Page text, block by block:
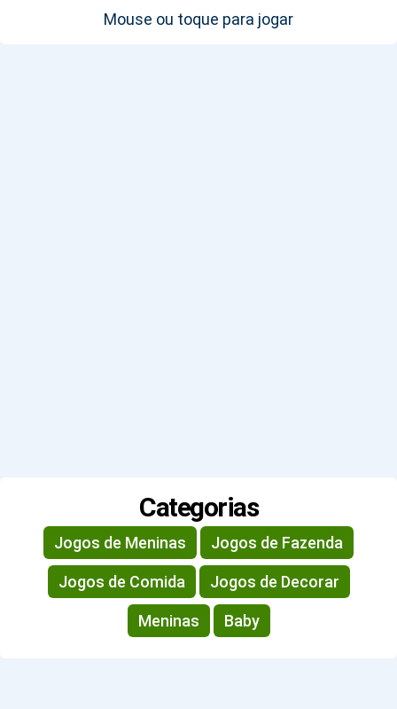
Mouse ou toque para jogar
Categorias
Jogos de Meninas Jogos de Fazenda
Jogos de Comida Jogos de Decorar
Meninas Baby